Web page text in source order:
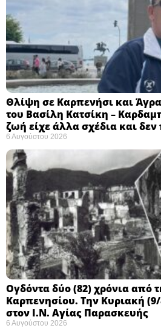
Θλίψη σε Καρπενήσι και
του Βασίλη Κατσίκη –
ζωή είχε άλλα σχέδια και
6 Αυγούστου 2026
Ογδόντα δύο (82) χρόνια από
Καρπενησίου. Την Κυριακή
στον Ι.Ν. Αγίας Παρασκευής
6 Αυγούστου 2026